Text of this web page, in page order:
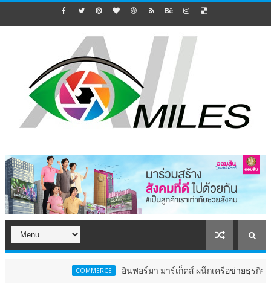
อินฟอร์มา มาร์เก็ตส์ ผนึกเครือข่ายธุรกิจท่องเที่ยว-บริ